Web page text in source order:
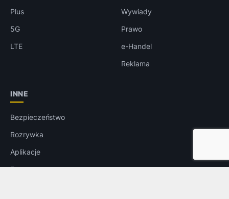
Plus
5G
LTE
Wywiady
Prawo
e-Handel
Reklama
INNE
Bezpieczeństwo
Rozrywka
Aplikacje
Foto